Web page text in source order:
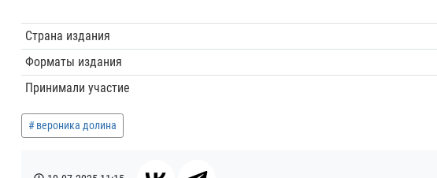
Страна издания
Форматы издания
Принимали участие
вероника долина